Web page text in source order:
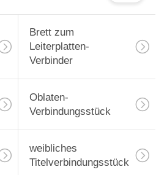
Brett zum
Leiterplatten-
Verbinder
Oblaten-
Verbindungsstück
weibliches
Titelverbindungsstück